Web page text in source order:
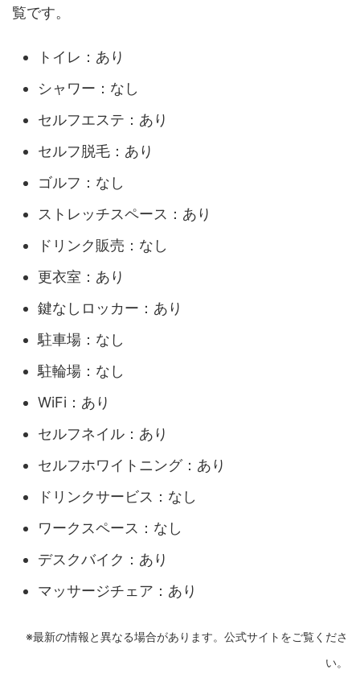
覧です。
トイレ：あり
シャワー：なし
セルフエステ：あり
セルフ脱毛：あり
ゴルフ：なし
ストレッチスペース：あり
ドリンク販売：なし
更衣室：あり
鍵なしロッカー：あり
駐車場：なし
駐輪場：なし
WiFi：あり
セルフネイル：あり
セルフホワイトニング：あり
ドリンクサービス：なし
ワークスペース：なし
デスクバイク：あり
マッサージチェア：あり
※最新の情報と異なる場合があります。公式サイトをご覧くださ
い。